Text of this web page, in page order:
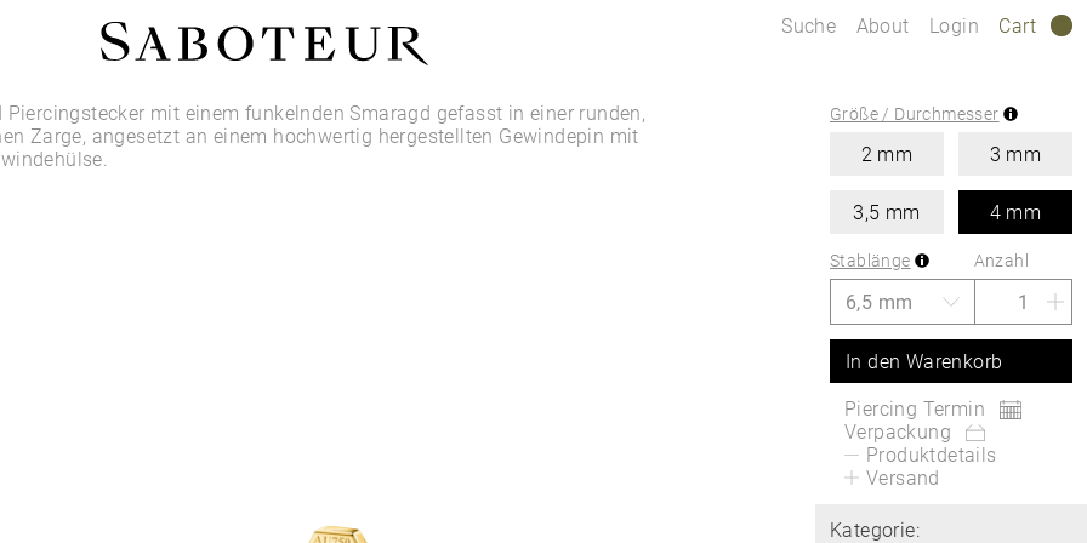
Suche About Login Cart
Shop by Area
LOBE
Piercingstecker mit einem funkelnden Smaragd gefasst in einer runden,
Zarge, angesetzt an einem hochwertig hergestellten Gewindepin mit
Größe / Durchmesser
2 mm 3 mm
3,5 mm 4 mm
Stablänge Anzahl
In den Warenkorb
Piercing Termin
Verpackung
Produktdetails
Kategorie:
Versand